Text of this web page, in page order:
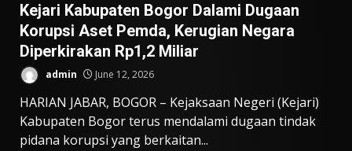
Kejari Kabupaten Bogor Dalami Dugaan
Korupsi Aset Pemda, Kerugian Negara
Diperkirakan Rp1,2 Miliar
admin June 12, 2026
HARIAN JABAR, BOGOR – Kejaksaan Negeri (Kejari)
Kabupaten Bogor terus mendalami dugaan tindak
pidana korupsi yang berkaitan...